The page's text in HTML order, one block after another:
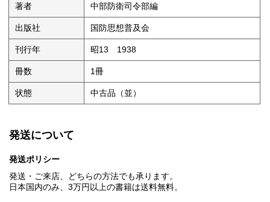
著者 中部防衛司令部編
出版社 国防思想普及会
刊行年 昭13 1938
冊数 1冊
状態 中古品（並）
発送について
発送ポリシー
発送・ご来店、どちらの方法でも承ります。
日本国内のみ、3万円以上の書籍は送料無料。